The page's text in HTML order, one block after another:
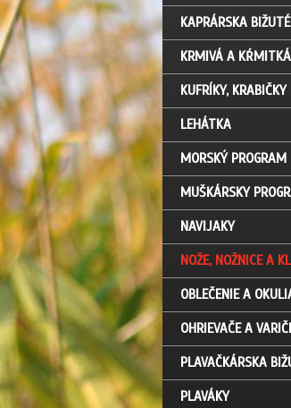
KAPRÁRSKA
KRMIVÁ A KŔMITKÁ
KUFRÍKY, KRABIČKY
LEHÁTKA
MORSKÝ PROGRAM
MUŠKÁRSKY
NAVIJAKY
NOŽE, NOŽNICE A
OBLEČENIE A
OHRIEVAČE A
PLAVAČKÁRSKA
PLAVÁKY